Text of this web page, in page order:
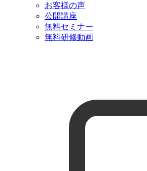
お客様の声
公開講座
無料セミナー
無料研修動画